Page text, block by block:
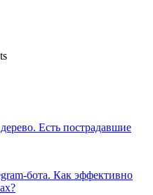
Есть пострадавшие
бота. Как эффективно